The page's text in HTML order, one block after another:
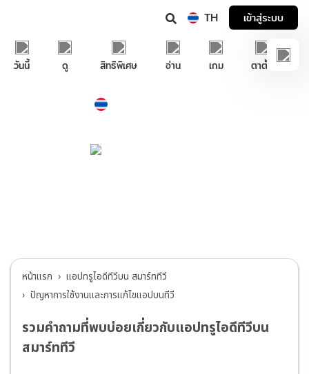
TH เข้าสู่ระบบ
วันนี้ ดู สิทธิพิเศษ อ่าน เกม ตาตั้ง
หน้าแรก
แอปทรูไอดีทีวีบน สมาร์ททีวี
ปัญหาการใช้งานและการแก้ไขแอปบนทีวี
รวมคำถามที่พบบ่อยเกี่ยวกับแอปทรูไอดีทีวีบน
สมาร์ททีวี